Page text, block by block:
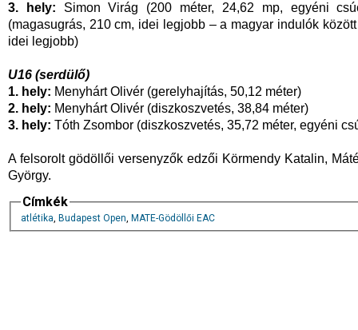
3. hely: Simon Virág (200 méter, 24,62 mp, egyéni
(magasugrás, 210 cm, idei legjobb – a magyar indulók
idei legjobb)
U16 (serdülő)
1. hely: Menyhárt Olivér (gerelyhajítás, 50,12 méter)
2. hely: Menyhárt Olivér (diszkoszvetés, 38,84 méter)
3. hely: Tóth Zsombor (diszkoszvetés, 35,72 méter, egyéni
A felsorolt gödöllői versenyzők edzői Körmendy Katalin,
György.
Címkék
atlétika, Budapest Open, MATE-Gödöllői EAC